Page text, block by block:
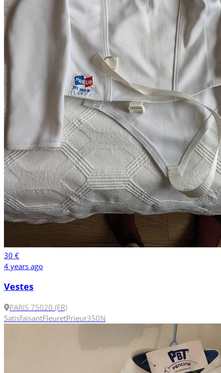
30 €
4 years ago
Vestes
PARIS 75020 (FR)
SatisfaisantFleuretPrieur350N